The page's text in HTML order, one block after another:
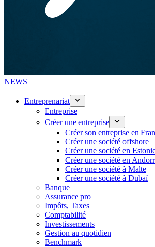
NEWS
Entreprenariat
Entreprise
Créer une entreprise
Créer son entreprise en
Créer une société offshore
Créer une société en
Créer une société en
Créer une société à Malte
Créer une société à Dubaï
Banque
Assurance pro
Impôts, Taxes
Comptabilité
Investissements
Gestion au quotidien
Benchmark